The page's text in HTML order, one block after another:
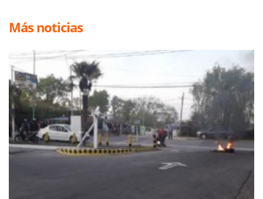
Más noticias